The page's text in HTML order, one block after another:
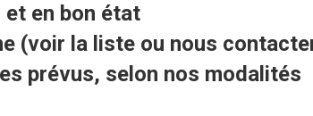
en bon état
(voir la liste ou nous
prévus, selon nos modalités